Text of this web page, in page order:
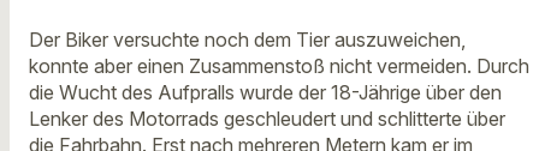
Der Biker versuchte noch dem Tier auszuweichen,
konnte aber einen Zusammenstoß nicht vermeiden. Durch
die Wucht des Aufpralls wurde der 18-Jährige über den
Lenker des Motorrads geschleudert und schlitterte über
die Fahrbahn. Erst nach mehreren Metern kam er im